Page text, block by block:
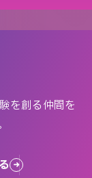
を創る仲間を